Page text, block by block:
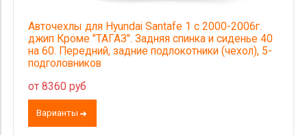
Авточехлы для Hyundai Santafe 1 с 2000-2006г.
джип Кроме "ТАГАЗ". Задняя спинка и сиденье 40
на 60. Передний, задние подлокотники (чехол), 5-
подголовников
от 8360 руб
Варианты